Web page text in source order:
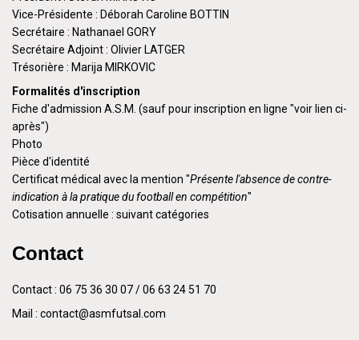
Vice-Présidente : Déborah Caroline BOTTIN
Secrétaire : Nathanael GORY
Secrétaire Adjoint : Olivier LATGER
Trésorière : Marija MIRKOVIC
Formalités d'inscription
Fiche d'admission A.S.M. (sauf pour inscription en ligne "voir lien ci-
après")
Photo
Pièce d'identité
Certificat médical avec la mention "Présente l'absence de contre-
indication à la pratique du football en compétition"
Cotisation annuelle : suivant catégories
Contact
Contact : 06 75 36 30 07 / 06 63 24 51 70
Mail : contact@asmfutsal.com